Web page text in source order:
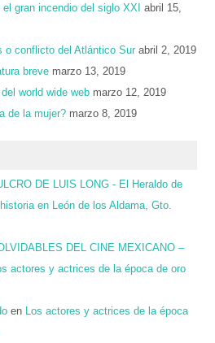
gran incendio del siglo XXI
abril 15,
o conflicto del Atlántico Sur abril 2, 2019
breve marzo 13, 2019
world wide web marzo 12, 2019
de la mujer? marzo 8, 2019
DE LUIS LONG - El Heraldo de
en León de los Aldama, Gto.
DEL CINE MEXICANO –
actores y actrices de la época de oro
en
Los actores y actrices de la época